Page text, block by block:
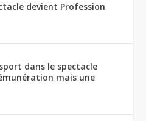
devient Profession
dans le spectacle
mais une